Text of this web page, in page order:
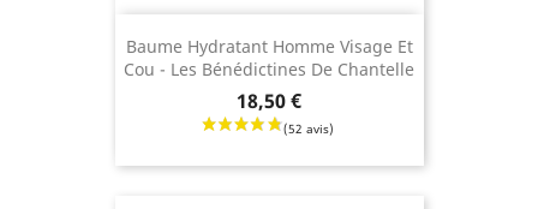
Baume Hydratant Homme Visage Et
Cou - Les Bénédictines De Chantelle
18,50 €